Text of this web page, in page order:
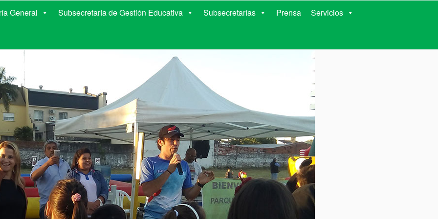
EDUCACIÓN DE CORRIENTES
General Subsecretaría de Gestión Educativa Subsecretarías Prensa Servicios